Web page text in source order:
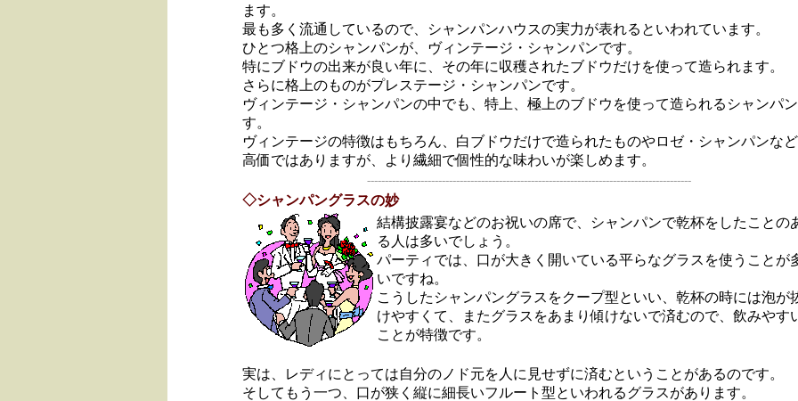
ます。
最も多く流通しているので、シャンパンハウスの実力が表れるといわれています。
ひとつ格上のシャンパンが、ヴィンテージ・シャンパンです。
特にブドウの出来が良い年に、その年に収穫されたブドウだけを使って造られます。
さらに格上のものがプレステージ・シャンパンです。
ヴィンテージ・シャンパンの中でも、特上、極上のブドウを使って造られるシャンパ
す。
ヴィンテージの特徴はもちろん、白ブドウだけで造られたものやロゼ・シャンパンなど
高価ではありますが、より繊細で個性的な味わいが楽しめます。
-------------------------------------------------------------------------------------------
◇シャンパングラスの妙
結構披露宴などのお祝いの席で、シャンパンで乾杯をしたことの
る人は多いでしょう。
パーティでは、口が大きく開いている平らなグラスを使うことが
いですね。
こうしたシャンパングラスをクープ型といい、乾杯の時には泡が
けやすくて、またグラスをあまり傾けないで済むので、飲みやす
ことが特徴です。
実は、レディにとっては自分のノド元を人に見せずに済むということがあるのです。
そしてもう一つ、口が狭く縦に細長いフルート型といわれるグラスがあります。